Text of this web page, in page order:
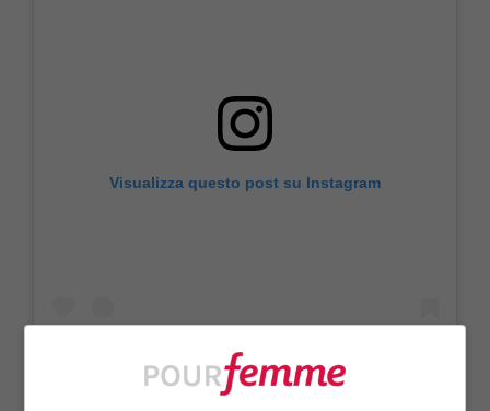
Visualizza questo post su Instagram